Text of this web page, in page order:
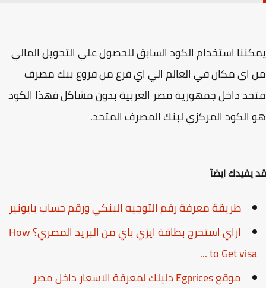
استخدام الكود السابق للحصول علي التحويل المالي
مكان في العالم الي اي فرع من فروع بنك مصرف
داخل جمهورية مصر العربية بدون مشاكل فهذا الكود
المركزي لبنك المصرف المتحد.
ايضآ
طريقة معرفة رقم التوجيه البنكي ورقم حساب بايونير
ازاي استخرج بطاقة ايزي باي من البريد المصري؟ How
to Get visa
موقع Egprices دليلك لمعرفة الاسعار داخل مصر